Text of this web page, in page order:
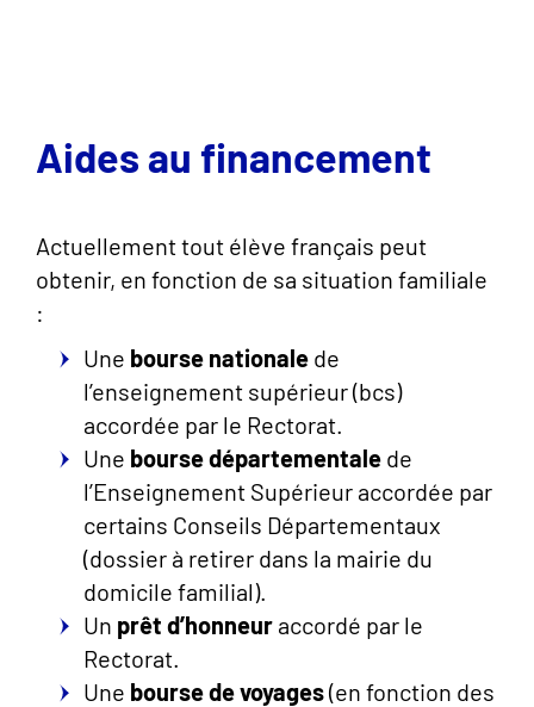
Aides au financement
Actuellement tout élève français peut
obtenir, en fonction de sa situation familiale
:
Une bourse nationale de
l’enseignement supérieur (bcs)
accordée par le Rectorat.
Une bourse départementale de
l’Enseignement Supérieur accordée par
certains Conseils Départementaux
(dossier à retirer dans la mairie du
domicile familial).
Un prêt d’honneur accordé par le
Rectorat.
Une bourse de voyages(en fonction des